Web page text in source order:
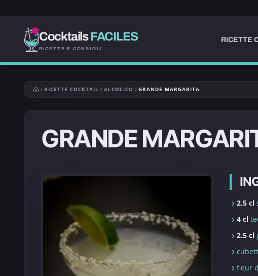
CocktailsFACILES
RICETTE E CONSIGLI
RICETTE
RICETTE COCKTAIL ALCOLICO GRANDE MARGARITA
GRANDE
2.5 cl
4 cl
2.5 cl
fleur